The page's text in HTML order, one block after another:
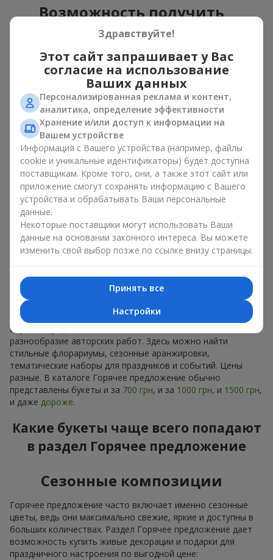
Возможность получить
премиальные композиции
дешевле
Всегда мечтали подаритьлюбимой букетизысканных
орхидей, гигантскую композицию из роз или других элитных
цветов, чтобы сделать оригинальный сюрприз? Горячее
предложение позволяет приобрести изысканные
эстетические сочетания по приятной цене. То, что раньше
было недоступным, теперь становится доступным с
ассортиментом раздела Горячее предложение.
Быстрое оформление заказа
Компоненты для композиций из раздела Горячее
предложение есть в наличии. А иногда полностью
собранные букеты уже готовы. Именно поэтому весь
ассортимент раздела Горячее предложение можно
заказать мгновенно и получить заказ почти моментально.
доставку.
Расширенный выбор
Горячее предложение обычно включает большое
разнообразие авторских работ. Здесь можно найти
стильные флорариумы, сезонные аранжировки,
тематические наборы для праздников и событий. Цены
разные. В каталоге Горячее предложение обычно
представлены букеты и за 700 грн, и за 1000 грн, и 1500 грн,
и даже дороже.
Какие букеты чаще всего попадают
в раздел Горячее предложение
Сезонные композиции
Горячее предложение часто включает именно сезонные
цветы, ведь они максимально свежие, яркие и доступны в
больших количествах. Раздел Горячее предложение дает
возможность купить живые декорации и подарки для
праздничного настроения по выгодной цене:
Здравствуйте!
Этот сайт запрашивает у Вас
согласие на использование
Ваших данных
Персонализированная реклама и контент,
аналитика, определение эффективности
Хранение и/или доступ к информации на
Вашем устройстве
Информация с Вашего устройства (например, файлы
cookie и уникальные идентификаторы) будет доступна
поставщикам. Кроме того, они, а также этот сайт или
приложение смогут сохранять информацию с Вашего
устройства и обрабатывать Ваши персональные
данные.
Некоторые поставщики могут использовать Ваши
данные на основании законного интереса. Вы можете
изменить свой выбор позже по ссылке внизу страницы.
Принять все
Настройки